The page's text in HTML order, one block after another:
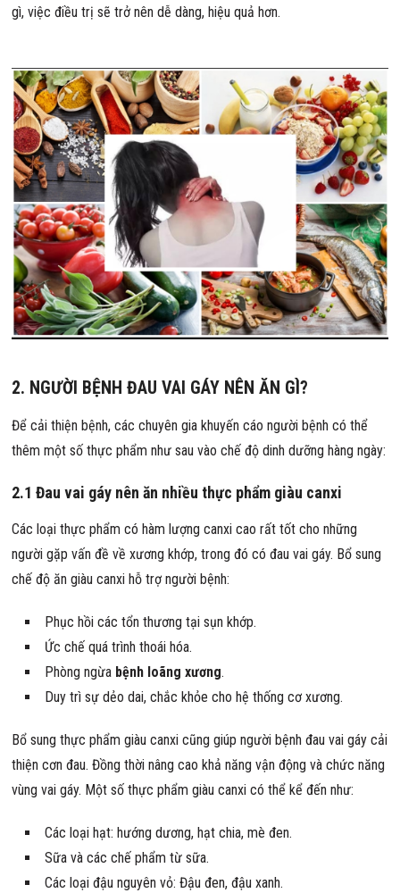
gì, việc điều trị sẽ trở nên dễ dàng, hiệu quả hơn.
2. NGƯỜI BỆNH ĐAU VAI GÁY NÊN ĂN GÌ?
Để cải thiện bệnh, các chuyên gia khuyến cáo người bệnh có thể
thêm một số thực phẩm như sau vào chế độ dinh dưỡng hàng ngày:
2.1 Đau vai gáy nên ăn nhiều thực phẩm giàu canxi
Các loại thực phẩm có hàm lượng canxi cao rất tốt cho những
người gặp vấn đề về xương khớp, trong đó có đau vai gáy. Bổ sung
chế độ ăn giàu canxi hỗ trợ người bệnh:
Phục hồi các tổn thương tại sụn khớp.
Ức chế quá trình thoái hóa.
Phòng ngừa bệnh loãng xương.
Duy trì sự dẻo dai, chắc khỏe cho hệ thống cơ xương.
Bổ sung thực phẩm giàu canxi cũng giúp người bệnh đau vai gáy cải
thiện cơn đau. Đồng thời nâng cao khả năng vận động và chức năng
vùng vai gáy. Một số thực phẩm giàu canxi có thể kể đến như:
Các loại hạt: hướng dương, hạt chia, mè đen.
Sữa và các chế phẩm từ sữa.
Các loại đậu nguyên vỏ: Đậu đen, đậu xanh.